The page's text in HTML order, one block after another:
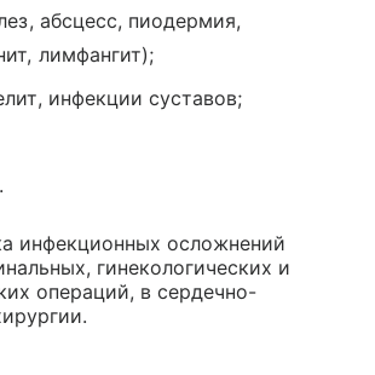
абсцесс, пиодермия,
лимфангит);
инфекции суставов;
инфекционных осложнений
гинекологических и
операций, в сердечно-